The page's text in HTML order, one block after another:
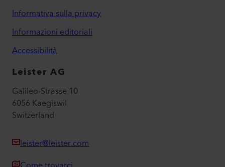
Informativa sulla privacy
Informazioni editoriali
Accessibilità
Leister AG
Galileo-Strasse 10
6056 Kaegiswil
Switzerland
leister@leister.com